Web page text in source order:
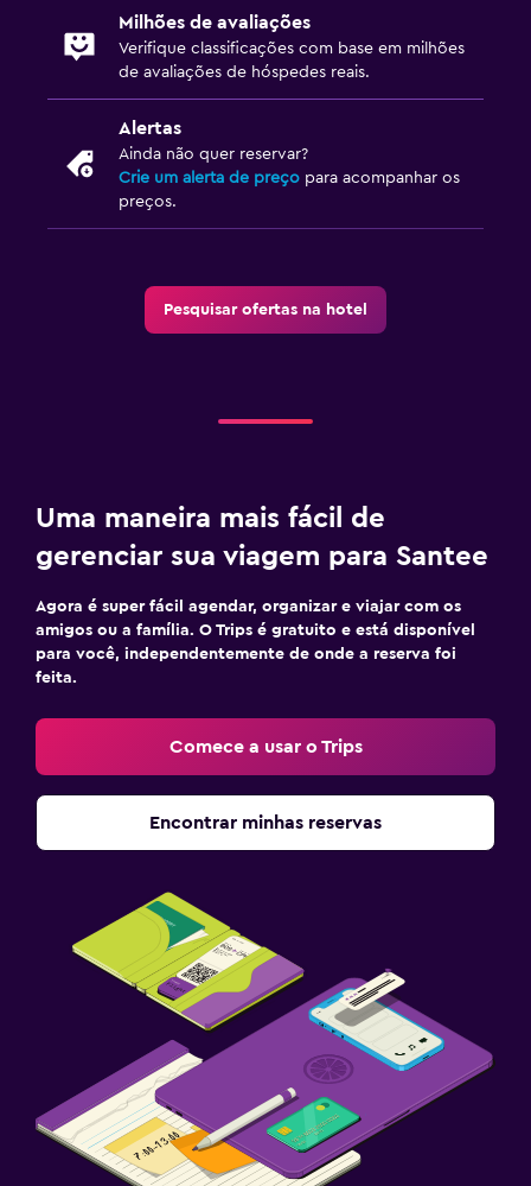
Milhões de avaliações
Verifique classificações com base em milhões
de avaliações de hóspedes reais.
Alertas
Ainda não quer reservar?
Crie um alerta de preço para acompanhar os
preços.
Pesquisar ofertas na hotel
Uma maneira mais fácil de
gerenciar sua viagem para Santee
Agora é super fácil agendar, organizar e viajar com os
amigos ou a família. O Trips é gratuito e está disponível
para você, independentemente de onde a reserva foi
feita.
Comece a usar o Trips
Encontrar minhas reservas